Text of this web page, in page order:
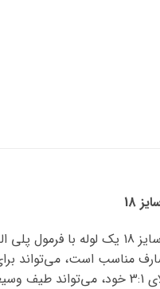
18
مناسب است، می‌تواند
است.